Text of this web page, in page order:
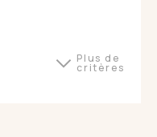
Plus de
critères